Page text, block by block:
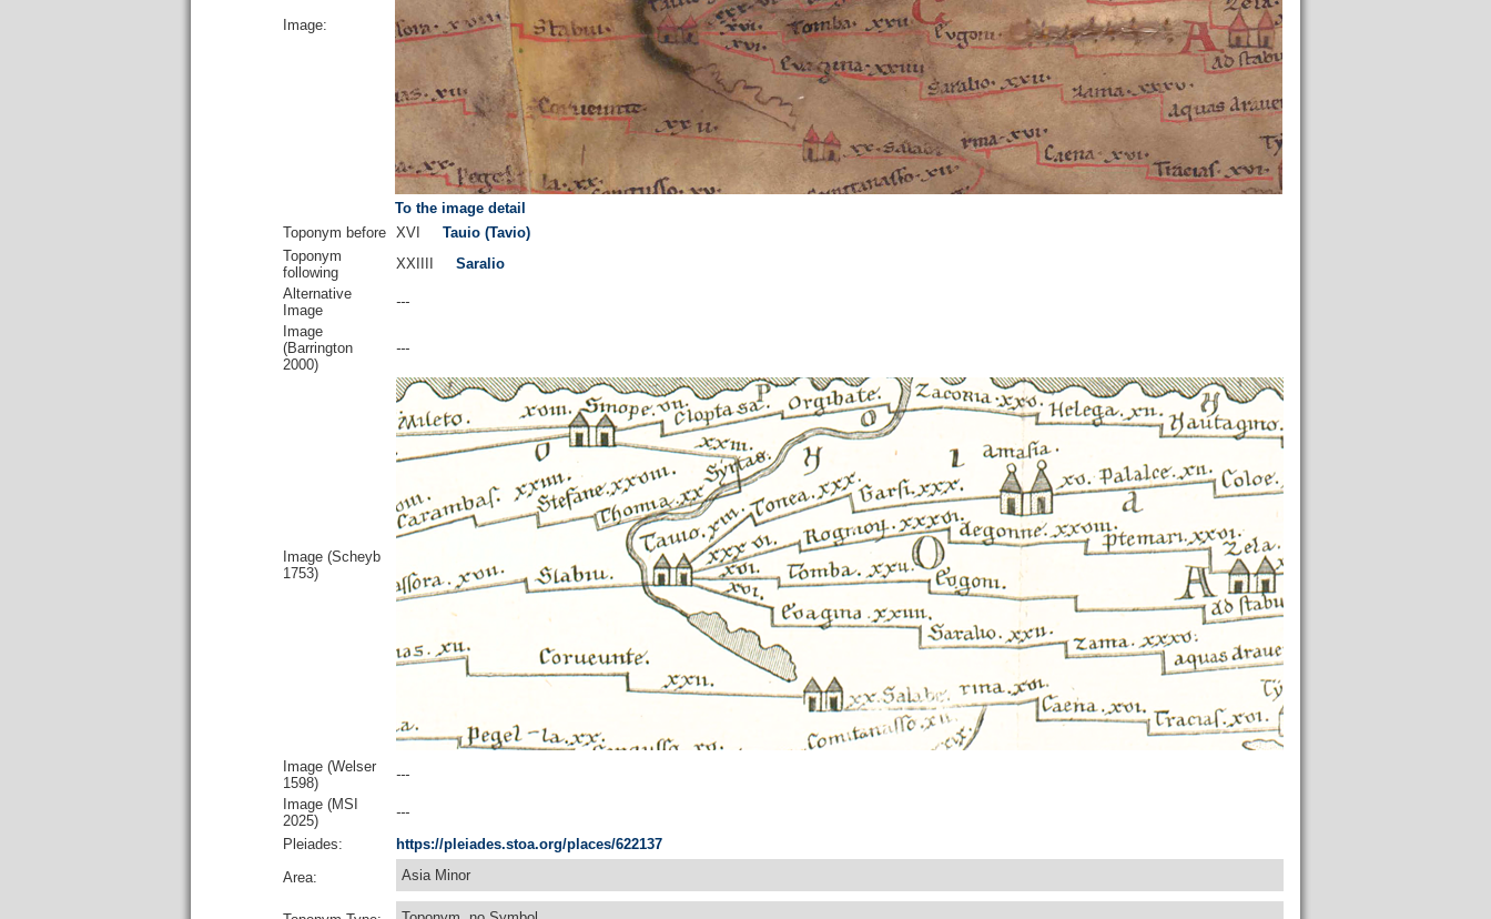
Image:
To the image detail
Toponym before XVI Tauio (Tavio)
Toponym
following
XXIIII Saralio
Alternative
Image
---
Image
(Barrington
2000)
---
Image (Scheyb
1753)
Image (Welser
1598)
---
Image (MSI
2025)
---
Pleiades:
https://pleiades.stoa.org/places/622137
Area:
Asia Minor